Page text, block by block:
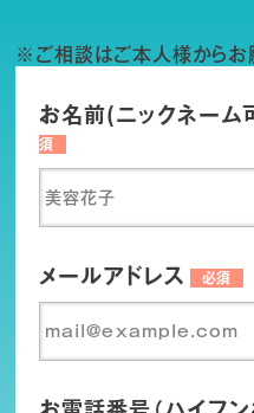
※ご相談はご本人様からお
お名前(ニックネーム
須
メールアドレス 必須